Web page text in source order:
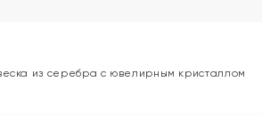
из серебра с ювелирным кристаллом